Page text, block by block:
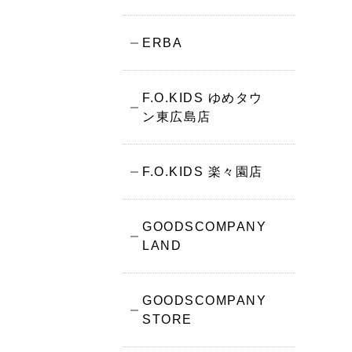
ERBA
F.O.KIDS ゆめタウ
ン東広島店
F.O.KIDS 楽々園店
GOODSCOMPANY
LAND
GOODSCOMPANY
STORE